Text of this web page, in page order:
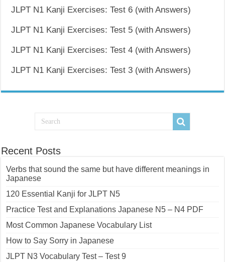
JLPT N1 Kanji Exercises: Test 6 (with Answers)
JLPT N1 Kanji Exercises: Test 5 (with Answers)
JLPT N1 Kanji Exercises: Test 4 (with Answers)
JLPT N1 Kanji Exercises: Test 3 (with Answers)
Recent Posts
Verbs that sound the same but have different meanings in
Japanese
120 Essential Kanji for JLPT N5
Practice Test and Explanations Japanese N5 – N4 PDF
Most Common Japanese Vocabulary List
How to Say Sorry in Japanese
JLPT N3 Vocabulary Test – Test 9